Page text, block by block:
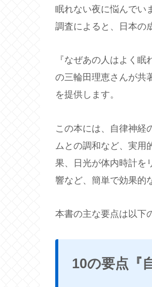
眠れない夜に悩んでい
調査によると、日本の
『なぜあの人はよく
の三輪田理恵さんが共
を提供します。
この本には、自律神経
ムとの調和など、実用
果、日光が体内時計を
響など、簡単で効果的
本書の主な要点は以下
10の要点『